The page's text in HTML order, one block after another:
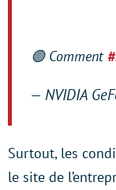
🟢 Comment
— NVIDIA
Surtout, les
le site de